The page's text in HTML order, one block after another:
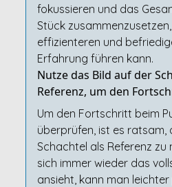
fokussieren und das
Stück
effizienteren und
Erfahrung führen kann.
Nutze das Bild auf der
Referenz, um den
Um den Fortschritt beim
überprüfen, ist es ratsam,
Schachtel als Referenz zu
sich immer wieder das
ansieht, kann man leichter